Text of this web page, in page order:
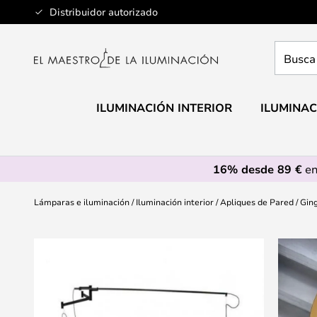
Distribuidor autorizado
Ir
al
aquí
ILUMINACIÓN INTERIOR
16% desde 89 €
Lámparas e iluminación Iluminación interior Apliques de Pared